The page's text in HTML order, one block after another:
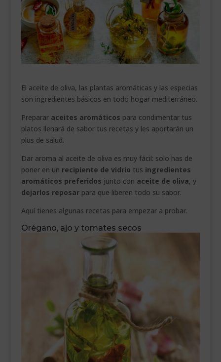
___________________________
VEURE EN CATALÀ
El aceite de oliva, las plantas aromáticas y las especias
son ingredientes básicos en todo hogar mediterráneo.
Preparar aceites aromáticos para condimentar tus
platos llenará de sabor tus recetas y les aportarán un
plus de salud.
Dar aroma al aceite de oliva es muy fácil: solo has de
poner en un recipiente de vidrio tus ingredientes
aromáticos preferidos junto con aceite de oliva, y
dejarlos reposarpara que liberen todo su sabor.
Aquí tienes algunas recetas para empezar a probar.
Orégano, ajo y tomates secos